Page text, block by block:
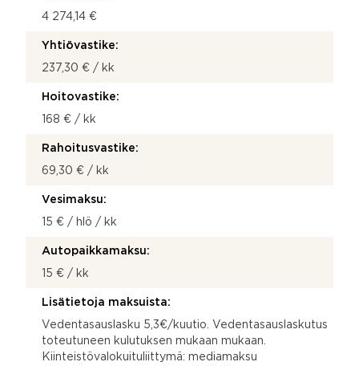
4 274,14 €
Yhtiövastike:
237,30 € / kk
Hoitovastike:
168 € / kk
Rahoitusvastike:
69,30 € / kk
Vesimaksu:
15 € / hlö / kk
Autopaikkamaksu:
15 € / kk
Lisätietoja maksuista:
Vedentasauslasku 5,3€/kuutio. Vedentasauslaskutus
toteutuneen kulutuksen mukaan mukaan.
Kiinteistövalokuituliittymä: mediamaksu